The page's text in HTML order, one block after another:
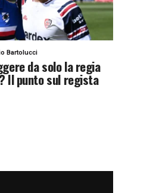
Bartolucci
da solo la regia
Il punto sul regista